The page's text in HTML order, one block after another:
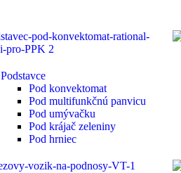
Podstavce
Pod konvektomat
Pod multifunkčnú panvicu
Pod umývačku
Pod krájač zeleniny
Pod hrniec